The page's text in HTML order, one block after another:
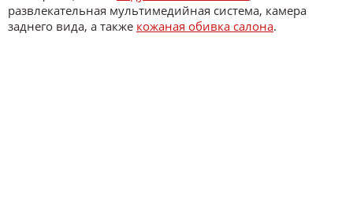
развлекательная мультимедийная система, камера
заднего вида, а также кожаная обивка салона.